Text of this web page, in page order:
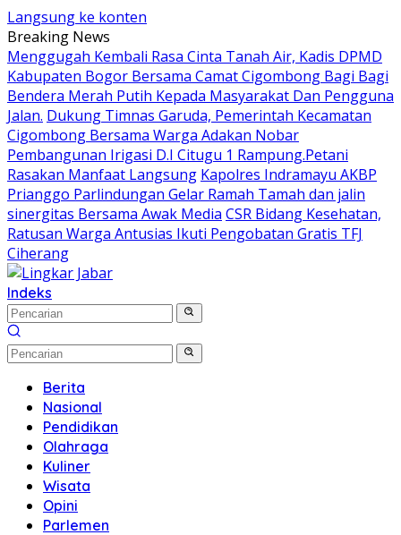
Langsung ke konten
Breaking News
Menggugah Kembali Rasa Cinta Tanah Air, Kadis DPMD
Kabupaten Bogor Bersama Camat Cigombong Bagi Bagi
Bendera Merah Putih Kepada Masyarakat Dan Pengguna
Jalan. Dukung Timnas Garuda, Pemerintah Kecamatan
Cigombong Bersama Warga Adakan Nobar
Pembangunan Irigasi D.I Citugu 1 Rampung.Petani
Rasakan Manfaat Langsung Kapolres Indramayu AKBP
Prianggo Parlindungan Gelar Ramah Tamah dan jalin
sinergitas Bersama Awak Media CSR Bidang Kesehatan,
Ratusan Warga Antusias Ikuti Pengobatan Gratis TFJ
Ciherang
Indeks
Berita
Nasional
Pendidikan
Olahraga
Kuliner
Wisata
Opini
Parlemen